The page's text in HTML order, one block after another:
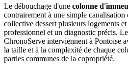
Le débouchage d'une colonne
contrairement à une simple
collective dessert plusieurs logements
professionnel et un diagnostic précis.
ChronoServe interviennent à Pontoise
la taille et à la complexité de chaque
parties communes de la copropriété.